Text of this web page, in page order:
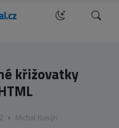
Hledat
křižovatky
• Michal Kusýn